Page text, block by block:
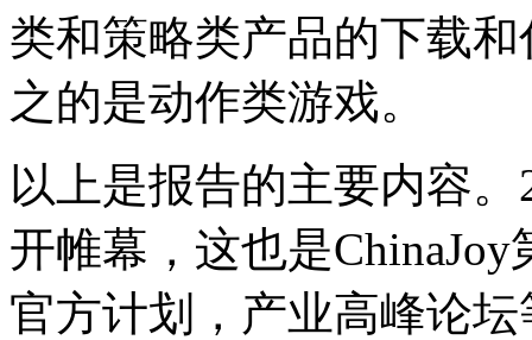
类和策略类产品的下载
之的是动作类游戏。
以上是报告的主要内容。
开帷幕，这也是
官方计划，产业高峰论